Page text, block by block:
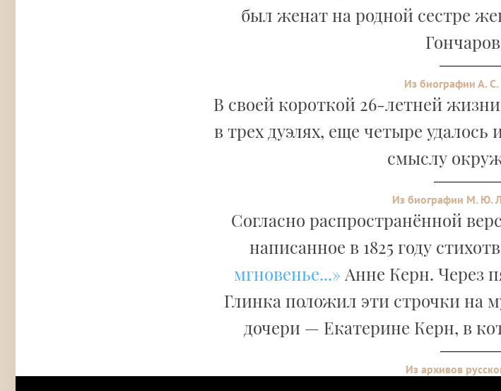
был женат на родной сестре
Из биографии А.
В своей короткой 26-летней жизни
в трех дуэлях, еще четыре удалось
смыслу
Из биографии М. Ю.
Согласно распространённой
написанное в 1825 году
мгновенье...» Анне Керн. Через
Глинка положил эти строчки на
дочери — Екатерине Керн, в
Из архивов